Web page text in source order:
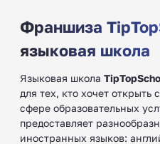
Франшиза
языковая школа
Языковая школа
для тех, кто хочет открыть
сфере образовательных
предоставляет
иностранных языков: